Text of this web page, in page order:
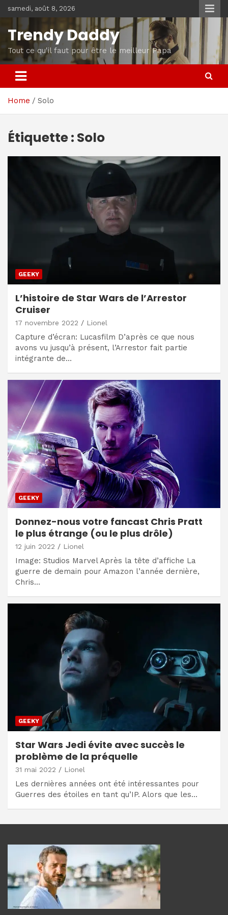
to
content
samedi, août 8, 2026
Trendy Daddy
Tout ce qu'il faut pour être le meilleur Papa
Home Solo
Étiquette : Solo
GEEKY
L’histoire de Star Wars de l’Arrestor
Cruiser
17 novembre 2022 Lionel
Capture d’écran: Lucasfilm D’après ce que nous
avons vu jusqu’à présent, l’Arrestor fait partie
intégrante de…
GEEKY
Donnez-nous votre fancast Chris Pratt
le plus étrange (ou le plus drôle)
12 juin 2022 Lionel
Image: Studios Marvel Après la tête d’affiche La
guerre de demain pour Amazon l’année dernière,
Chris…
GEEKY
Star Wars Jedi évite avec succès le
problème de la préquelle
31 mai 2022 Lionel
Les dernières années ont été intéressantes pour
Guerres des étoiles en tant qu’IP. Alors que les…